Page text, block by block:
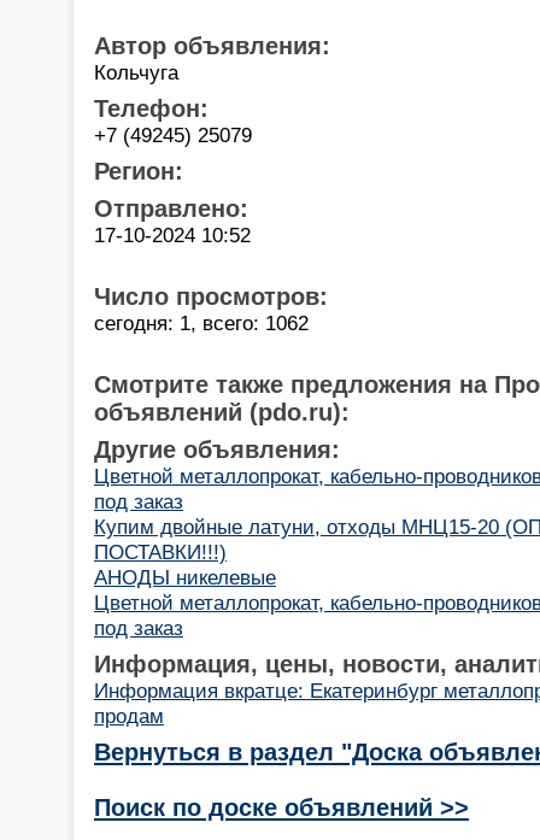
Автор объявления:
Кольчуга
Телефон:
+7 (49245) 25079
Регион:
Отправлено:
17-10-2024 10:52
Число просмотров:
сегодня: 1, всего: 1062
Смотрите также предложения на
объявлений (pdo.ru):
Другие объявления:
Цветной металлопрокат, кабельно-
под заказ
Купим двойные латуни, отходы МНЦ15-20
ПОСТАВКИ!!!)
АНОДЫ никелевые
Цветной металлопрокат, кабельно-
под заказ
Информация, цены, новости,
Информация вкратце: Екатеринбург
продам
Вернуться в раздел "Доска
Поиск по доске объявлений >>